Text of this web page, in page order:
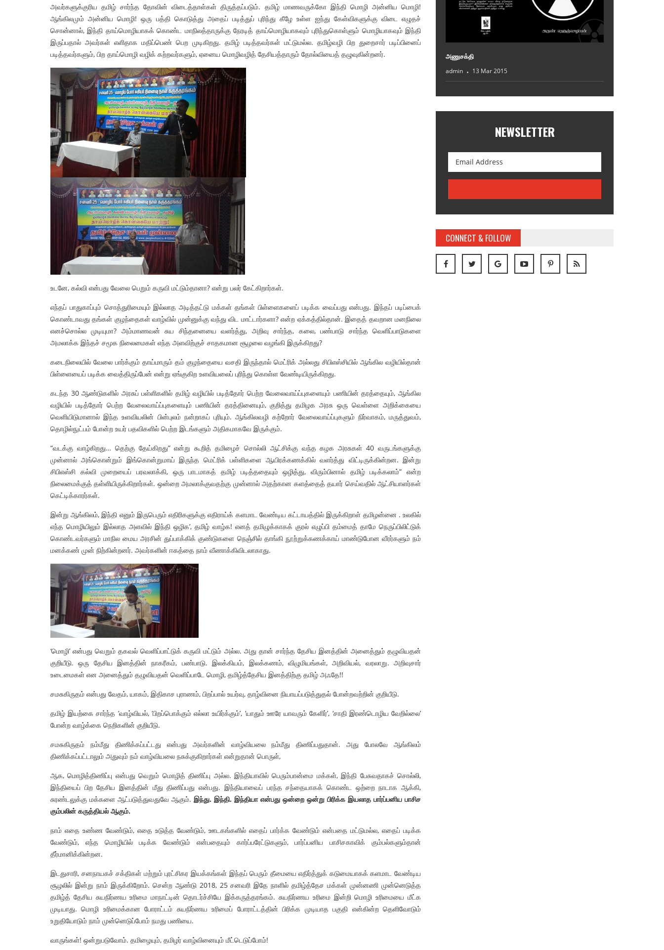
அவர்களுக்குரிய தமிழ் சார்ந்த தோவின் விடைத்தாள்கள் திருத்தப்படும். தமிழ் மாணவருக்கோ இந்தி மொழி அன்னிய மொழி!
ஆங்கிலமும் அன்னிய மொழி! ஒரு பத்தி கொடுத்து அதைப் படித்துப் புரிந்து கீழே உள்ள ஐந்து கேள்விகளுக்கு விடை எழுதச்
சொன்னால், இந்தி தாய்மொழியாகக் கொண்ட மாநிலத்தாருக்கு நேரடித் தாய்மொழியாகவும் புரிந்துகொள்ளும் மொழியாகவும் இந்தி
இருப்பதால் அவர்கள் எளிதாக மதிப்பெண் பெற முடிகிறது. தமிழ் படித்தவர்கள் மட்டுமல்ல. தமிழ்வழி பிற துறைசார் படிப்பினைப்
படித்தவர்களும், பிற தாய்மொழி வழிக் கற்றவர்களும், ஏனைய மொழிவழித் தேசியத்தாரும் தோல்வியைத் தழுவுகின்றனர்.
உடனே, கல்வி என்பது வேலை பெறும் கருவி மட்டும்தானா? என்று பலர் கேட்கிறார்கள்.
எந்தப் பாதுகாப்பும் சொத்துரிமையும் இல்லாத அடித்தட்டு மக்கள் தங்கள் பிள்ளைகளைப் படிக்க வைப்பது என்பது. இந்தப் படிப்பைக்
கொண்டாவது தங்கள் குழந்தைகள் வாழ்வில் முன்னுக்கு வந்து விட மாட்டார்களா? என்ற ஏக்கத்தில்தான். இதைத் தவறான மனநிலை
எனச்சொல்ல முடியுமா? அம்மாணவன் சுய சிந்தனையை வளர்த்து, அறிவு சார்ந்த, கலை, பண்பாடு சார்ந்த வெளிப்பாடுகளை
அமலாக்க இந்தச் சமூக நிலைமைகள் எந்த அளவிற்குச் சாதகமான சூழலை வழங்கி இருக்கிறது?
கடைநிலையில் வேலை பார்க்கும் தாய்மாரும் தம் குழந்தையை வசதி இருந்தால் மெட்ரிக் அல்லது சிபிஎஸ்சியில் ஆங்கில வழியில்தான்
பிள்ளையைப் படிக்க வைத்திருப்பேன் என்று ஏங்குகிற உளவியலைப் புரிந்து கொள்ள வேண்டியிருக்கிறது.
கடந்த 30 ஆண்டுகளில் அரசுப் பள்ளிகளில் தமிழ் வழியில் படித்தோர் பெற்ற வேலைவாய்ப்புகளையும் பணியின் தரத்தையும், ஆங்கில
வழியில் படித்தோர் பெற்ற வேலைவாய்ப்புகளையும் பணியின் தரத்தினையும், குறித்து தமிழக அரசு ஒரு வெள்ளை அறிக்கையை
வெளியிடுமானால் இந்த உளவியலின் பின்புலம் நன்றாகப் புரியும். ஆங்கிலவழி கற்றோர் வேலைவாய்ப்புகளும் நிர்வாகம், மருத்துவம்,
தொழில்நுட்பம் போன்ற உயர் பதவிகளில் பெற்ற இடங்களும் அதிகமாகவே இருக்கும்.
“வடக்கு வாழ்கிறது… தெற்கு தேய்கிறது” என்று கூறித் தமிழைச் சொல்லி ஆட்சிக்கு வந்த கழக அரசுகள் 40 வருடங்களுக்கு
முன்னால் அங்கொன்றும் இங்கொன்றுமாய் இருந்த மெட்ரிக் பள்ளிகளை ஆயிரக்கணக்கில் வளர்த்து விட்டிருக்கின்றன. இன்று
சிபிஎஸ்சி கல்வி முறையைப் பரவலாக்கி, ஒரு பாடமாகத் தமிழ் படித்ததையும் ஒழித்து, விரும்பினால் தமிழ் படிக்கலாம்” என்ற
நிலைமைக்குத் தள்ளியிருக்கிறார்கள். ஒன்றை அமலாக்குவதற்கு முன்னால் அதற்கான களத்தைத் தயார் செய்வதில் ஆட்சியாளர்கள்
கெட்டிக்காரர்கள்.
இன்று ஆங்கிலம், இந்தி எனும் இருபெரும் எதிரிகளுக்கு எதிராய்க் களமாட வேண்டிய கட்டாயத்தில் இருக்கிறாள் தமிழன்னை . உலகில்
எந்த மொழியிலும் இல்லாத அளவில் இந்தி ஒழிக’, தமிழ் வாழ்க! எனத் தமிழுக்காகக் குரல் எழுப்பி தம்மைத் தாமே நெருப்பிலிட்டுக்
கொண்டவர்களும் மாநில மைய அரசின் துப்பாக்கிக் குண்டுகளை நெஞ்சில் தாங்கி நூற்றுக்கணக்காய் மாண்டுபோன வீரர்களும் நம்
மனக்கண் முன் நிற்கின்றனர். அவர்களின் ஈகத்தை நாம் வீணாக்கிவிடலாகாது.
‘மொழி’ என்பது வெறும் தகவல் வெளிப்பாட்டுக் கருவி மட்டும் அல்ல. அது தான் சார்ந்த தேசிய இனத்தின் அனைத்தும் தழுவியதன்
குறியீடு. ஒரு தேசிய இனத்தின் நாகரீகம், பண்பாடு. இலக்கியம், இலக்கணம், விழுமியங்கள், அறிவியல், வரலாறு. அறிவுசார்
உடைமைகள் என அனைத்தும் தழுவியதன் வெளிப்பாடே மொழி, தமிழ்த்தேசிய இனத்திற்கு தமிழ் அஃதே!!
சமசுகிருதம் என்பது வேதம், யாகம், இதிகாச புராணம், பிறப்பால் உயர்வு, தாழ்வினை நியாயப்படுத்துதல் போன்றவற்றின் குறியீடு.
தமிழ் இயற்கை சார்ந்த ‘வாழ்வியல், ‘பிறப்பொக்கும் எல்லா உயிர்க்கும்’, ‘யாதும் ஊரே யாவரும் கேளிர்’, ‘சாதி இரண்டொழிய வேறில்லை’
போன்ற வாழ்க்கை நெறிகளின் குறியீடு.
சமசுகிருதம் நம்மீது திணிக்கப்பட்டது என்பது அவர்களின் வாழ்வியலை நம்மீது திணிப்பதுதான். அது போலவே ஆங்கிலம்
திணிக்கப்பட்டாலும் அதுவும் நம் வாழ்வியலை நசுக்குகிறார்கள் என்றுதான் பொருள்,
ஆக, மொழித்திணிப்பு என்பது வெறும் மொழித் திணிப்பு அல்ல. இந்தியாவில் பெரும்பான்மை மக்கள், இந்தி பேசுவதாகச் சொல்லி,
இந்தியைப் பிற தேசிய இனத்தின் மீது திணிப்பது என்பது. இந்தியாவைப் பரந்த சந்தையாகக் கொண்ட ஒற்றை நாடாக ஆக்கி,
சுரண்டலுக்கு மக்களை ஆட்படுத்துவதுவே ஆகும். இந்து. இந்தி. இந்தியா என்பது ஒன்றை ஒன்று பிரிக்க இயலாத பார்ப்பனிய பாசிச
கும்பலின் கருத்தியல் ஆகும்.
நாம் எதை உண்ண வேண்டும், எதை உடுத்த வேண்டும், ஊடகங்களில் எதைப் பார்க்க வேண்டும் என்பதை மட்டுமல்ல, எதைப் படிக்க
வேண்டும், எந்த மொழியில் படிக்க வேண்டும் என்பதையும் கார்ப்பரேட்டுகளும், பார்ப்பனிய பாசிசகாவிக் கும்பல்களும்தான்
தீர்மானிக்கின்றன.
இடதுசாரி, சனநாயகச் சக்திகள் மற்றும் புரட்சிகர இயக்கங்கள் இந்தப் பெரும் தீமையை எதிர்த்துக் கடுமையாகக் களமாட வேண்டிய
சூழலில் இன்று நாம் இருக்கிறோம். சென்ற ஆண்டு 2018, 25 சனவரி இதே நாளில் தமிழ்த்தேச மக்கள் முன்னணி முன்னெடுத்த
தமிழ்த் தேசிய சுயநிர்ணய உரிமை மாநாட்டின் தொடர்ச்சியே இக்கருத்தரங்கம். சுயநிர்ணய உரிமை இன்றி மொழி உரிமையை மீட்க
முடியாது. மொழி உரிமைக்கான போராட்டம் சுயநிர்ணய உரிமைப் போராட்டத்தின் பிரிக்க முடியாத பகுதி என்கின்ற தெளிவோடும்
உறுதியோடும் நாம் முன்னெடுப்போம் நமது பணியை.
வாருங்கள்! ஒன்றுபடுவோம். தமிழையும், தமிழர் வாழ்வினையும் மீட்டெடுப்போம்!
அணுசக்தி
admin 13 Mar 2015
NEWSLETTER
CONNECT & FOLLOW